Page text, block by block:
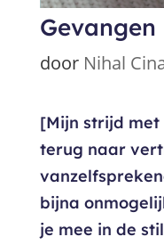
door Nihal
[Mijn strijd met
terug naar
bijna
je mee in de